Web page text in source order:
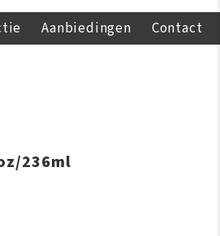
Aanbiedingen Contact
236ml